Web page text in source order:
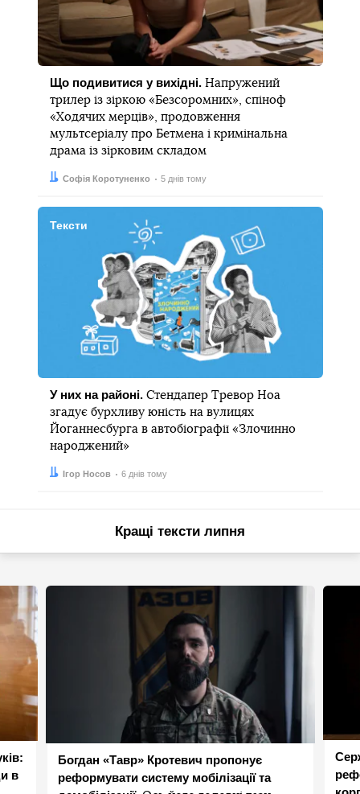
Що подивитися у вихідні. Напружений
трилер із зіркою «Безсоромних», спіноф
«Ходячих мерців», продовження
мультсеріалу про Бетмена і кримінальна
драма із зірковим складом
Автор:
Софія Коротуненко
Дата: 5 днів тому
Тексти
У них на районі.Стендапер Тревор Ноа
згадує бурхливу юність на вулицях
Йоганнесбурга в автобіографії «Злочинно
народжений»
Автор:
Ігор Носов
Дата: 6 днів тому
Кращі тексти липня
в
Богдан «Тавр» Кротевич пропонує
реформувати систему мобілізації та